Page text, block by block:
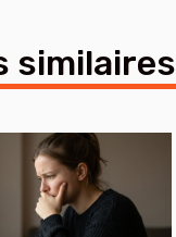
similaires